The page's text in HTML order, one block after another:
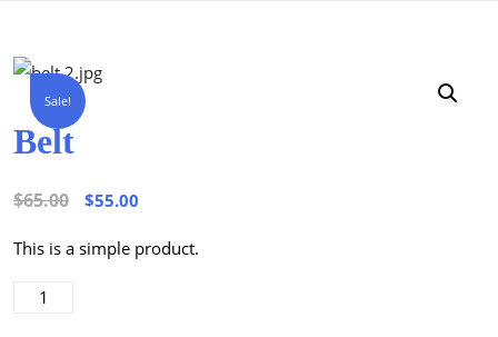
Sale!
Belt
$65.00 $55.00
This is a simple product.